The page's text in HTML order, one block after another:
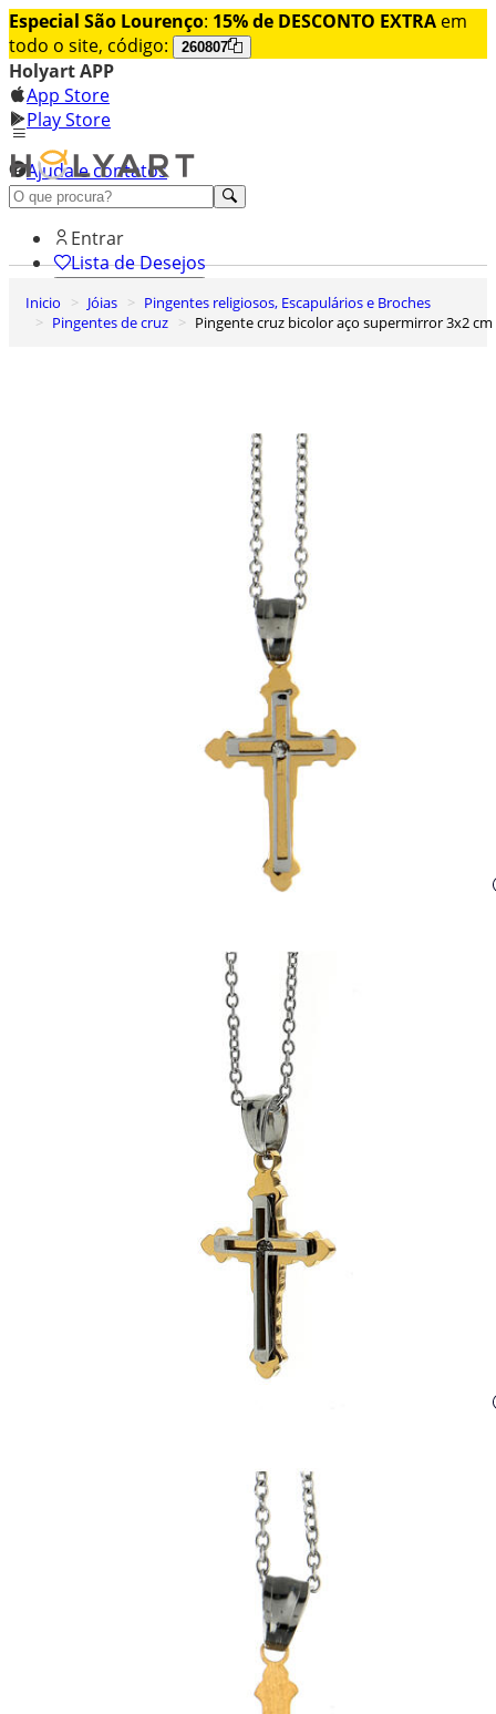
Especial São Lourenço: 15% de DESCONTO EXTRA em
todo o site, código:
260807
Holyart APP
App Store
Play Store
Ajuda e contatos
Conheça premium
Entrar
Lista de Desejos
0
Carrinho de Compras
Inicio Jóias
Pingentes religiosos, Escapulários e Broches
Pingentes de cruz
Pingente cruz bicolor aço supermirror 3x2 cm